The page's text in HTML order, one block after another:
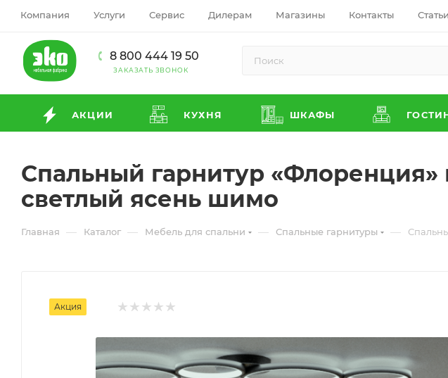
Компания Услуги Сервис Дилерам Магазины Контакты Статьи
8 800 444 19 50
ЗАКАЗАТЬ ЗВОНОК
АКЦИИ КУХНЯ ШКАФЫ
Спальный гарнитур «Флоренция»
светлый ясень шимо
Главная — Каталог — Мебель для спальни — Спальные гарнитуры —
Акция